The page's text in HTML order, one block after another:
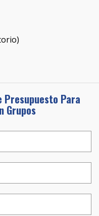
Presupuesto Para
Grupos